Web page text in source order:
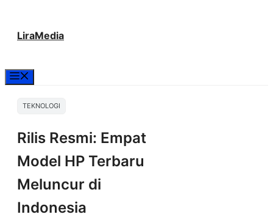
LiraMedia
TEKNOLOGI
Rilis Resmi: Empat
Model HP Terbaru
Meluncur di
Indonesia